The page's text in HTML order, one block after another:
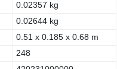
0.02357 kg
0.02644 kg
0.51 x 0.185 x 0.68 m
248